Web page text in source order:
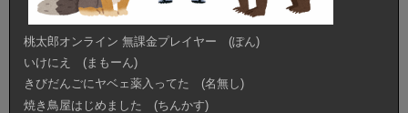
桃太郎オンライン 無課金プレイヤー (ぽん)
いけにえ (まもーん)
きびだんごにヤベェ薬入ってた (名無し)
焼き鳥屋はじめました (ちんかす)